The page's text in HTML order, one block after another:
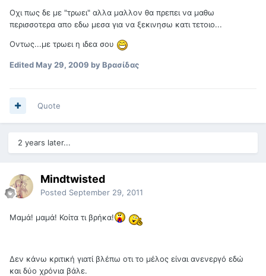
Οχι πως δε με "τρωει" αλλα μαλλον θα πρεπει να μαθω
περισσοτερα απο εδω μεσα για να ξεκινησω κατι τετοιο...
Οντως...με τρωει η ιδεα σου
EditedMay 29, 2009 by Βρασίδας
Quote
2 years later...
Mindtwisted
Posted September 29, 2011
Μαμά! μαμά! Κοίτα τι βρήκα!
Δεν κάνω κριτική γιατί βλέπω οτι το μέλος είναι ανενεργό εδώ
και δύο χρόνια βάλε.